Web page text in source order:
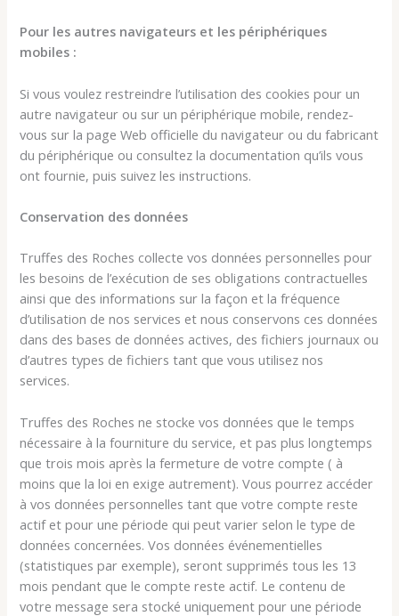
Pour les autres navigateurs et les périphériques
mobiles :
Si vous voulez restreindre l’utilisation des cookies pour un
autre navigateur ou sur un périphérique mobile, rendez-
vous sur la page Web officielle du navigateur ou du fabricant
du périphérique ou consultez la documentation qu’ils vous
ont fournie, puis suivez les instructions.
Conservation des données
Truffes des Roches collecte vos données personnelles pour
les besoins de l’exécution de ses obligations contractuelles
ainsi que des informations sur la façon et la fréquence
d’utilisation de nos services et nous conservons ces données
dans des bases de données actives, des fichiers journaux ou
d’autres types de fichiers tant que vous utilisez nos
services.
Truffes des Roches ne stocke vos données que le temps
nécessaire à la fourniture du service, et pas plus longtemps
que trois mois après la fermeture de votre compte ( à
moins que la loi en exige autrement). Vous pourrez accéder
à vos données personnelles tant que votre compte reste
actif et pour une période qui peut varier selon le type de
données concernées. Vos données événementielles
(statistiques par exemple), seront supprimés tous les 13
mois pendant que le compte reste actif. Le contenu de
votre message sera stocké uniquement pour une période